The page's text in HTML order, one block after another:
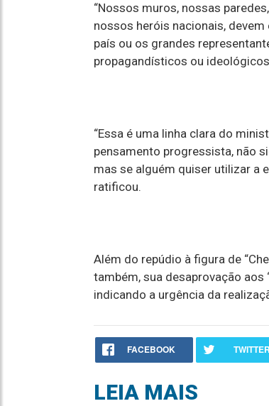
“Nossos muros, nossas
nossos heróis nacionais,
país ou os grandes
propagandísticos ou
“Essa é uma linha clara do
pensamento progressista, não
mas se alguém quiser utilizar a
ratificou.
Além do repúdio à figura de
também, sua desaprovação
indicando a urgência da
FACEBOOK TWITTER
LEIA MAIS